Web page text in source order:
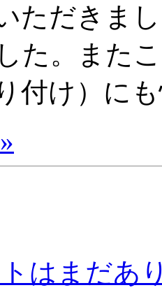
ただきま
た。また
付け）に
はまだあ